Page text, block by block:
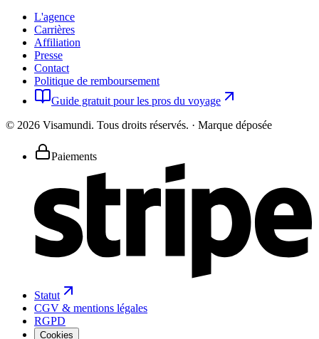
L'agence
Carrières
Affiliation
Presse
Contact
Politique de remboursement
Guide gratuit pour les pros du voyage
© 2026 Visamundi. Tous droits réservés. · Marque déposée
Paiements
Statut
CGV & mentions légales
RGPD
Cookies